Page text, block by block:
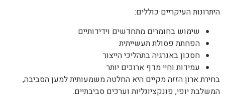
היתרונות העיקריים כוללים:
שימוש בחומרים מתחדשים וידידותיים
הפחתת פסולת תעשייתית
חסכון באנרגיה בתהליכי הייצור
עמידות וחיי מדף ארוכים יותר
בחירת ארון הזזה מקיים היא החלטה משמעותית למען הסביבה,
המשלבת יופי, פונקציונליות וערכים סביבתיים.